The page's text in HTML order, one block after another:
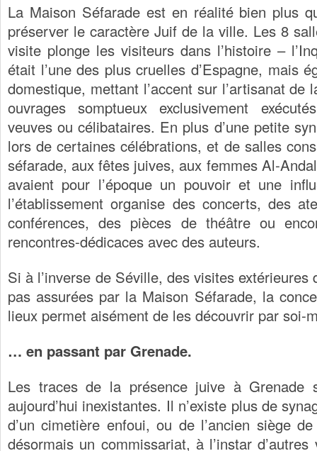
La Maison Séfarade est en réalité bien plus
préserver le caractère Juif de la ville. Les 8
visite plonge les visiteurs dans l’histoire –
était l’une des plus cruelles d’Espagne, mais
domestique, mettant l’accent sur l’artisanat de
ouvrages somptueux exclusivement
veuves ou célibataires. En plus d’une petite
lors de certaines célébrations, et de salles
séfarade, aux fêtes juives, aux femmes Al-
avaient pour l’époque un pouvoir et une
l’établissement organise des concerts, des
conférences, des pièces de théâtre ou
rencontres-dédicaces avec des auteurs.
Si à l’inverse de Séville, des visites
pas assurées par la Maison Séfarade, la
lieux permet aisément de les découvrir par soi-
… en passant par Grenade.
Les traces de la présence juive à Grenade
aujourd’hui inexistantes. Il n’existe plus de
d’un cimetière enfoui, ou de l’ancien siège
désormais un commissariat, à l’instar